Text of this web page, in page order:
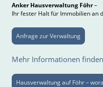
Anker Hausverwaltung Föhr–
Ihr fester Halt für Immobilien an
Anfrage zur Verwaltung
Mehr Informationen
Hausverwaltung auf Föhr –